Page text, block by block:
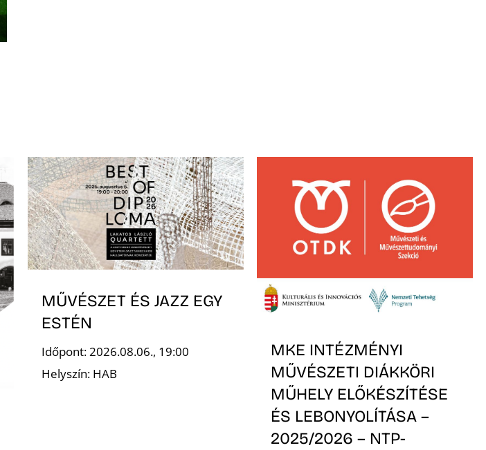
MŰVÉSZET ÉS JAZZ EGY
ESTÉN
Időpont: 2026.08.06., 19:00
Helyszín: HAB
MKE INTÉZMÉNYI
MŰVÉSZETI DIÁKKÖRI
MŰHELY ELŐKÉSZÍTÉSE
ÉS LEBONYOLÍTÁSA –
2025/2026 – NTP-